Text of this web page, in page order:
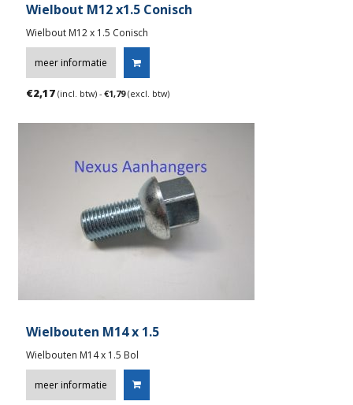
Wielbout M12 x1.5 Conisch
Wielbout M12 x 1.5 Conisch
meer informatie
€2,17 (incl. btw) - €1,79(excl. btw)
Wielbouten M14 x 1.5
Wielbouten M14 x 1.5 Bol
meer informatie